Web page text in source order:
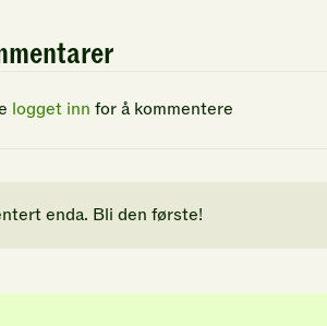
logget inn for å kommentere
enda. Bli den første!